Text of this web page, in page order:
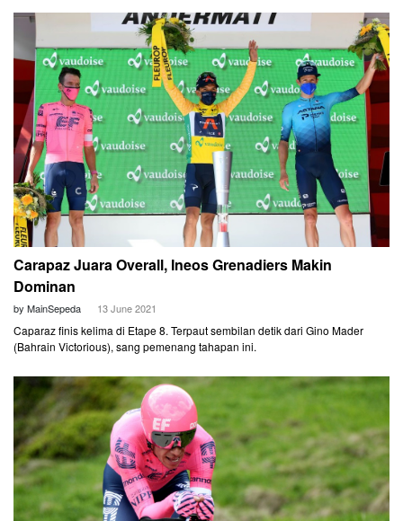
Juni nanti.
Carapaz Juara Overall, Ineos Grenadiers Makin
Dominan
by MainSepeda 13 June 2021
Caparaz finis kelima di Etape 8. Terpaut sembilan detik dari Gino Mader
(Bahrain Victorious), sang pemenang tahapan ini.